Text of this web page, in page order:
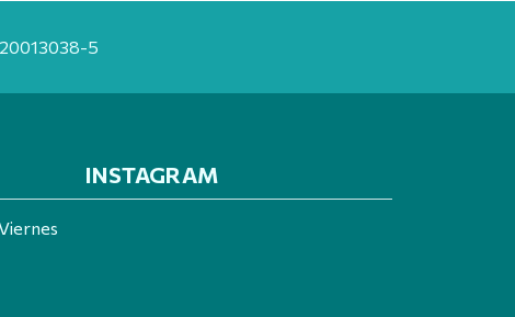
5
INSTAGRAM